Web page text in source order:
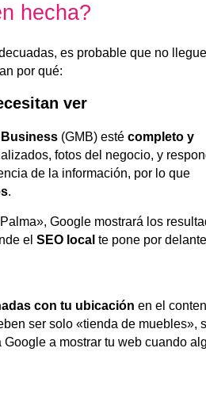
hecha?
es probable que no
por qué:
ver
(GMB) esté completo y
fotos del negocio, y
de la información, por lo que
.
Google mostrará los
el SEO local te pone por
con tu ubicación en el
ser solo «tienda de muebles»,
a mostrar tu web cuando